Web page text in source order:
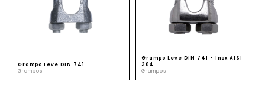
SUSTENTABILIDADE
Grampo Leve DIN 741
Grampos
Grampo Leve DIN 741 - Inox AISI
304
Grampos